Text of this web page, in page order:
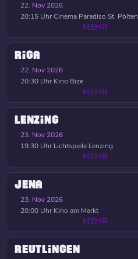
22. Nov 2026
20:15 UhrCinema Paradiso St. Pölten
MEHR
RIGA
22. Nov 2026
20:30 Uhr Kino Bize
MEHR
LENZING
23. Nov 2026
19:30 Uhr Lichtspiele Lenzing
MEHR
JENA
23. Nov 2026
20:00 Uhr Kino am Markt
MEHR
REUTLINGEN